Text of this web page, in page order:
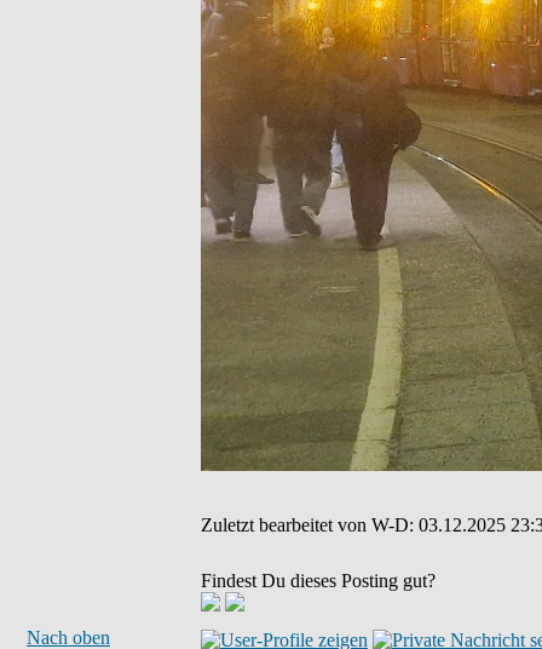
Zuletzt bearbeitet von W-D: 03.12.2025
Findest Du dieses Posting gut?
Nach oben